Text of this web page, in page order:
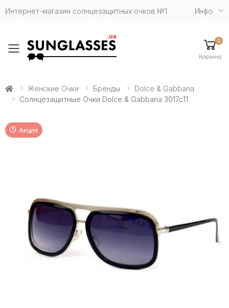
Интернет-магазин солнцезащитных очков №1 Инфо
Toggle mobile menu
0
Корзина
Женские Очки Бренды
Dolce & Gabbana
Солнцезащитные Очки Dolce & Gabbana 3017c11
Акция